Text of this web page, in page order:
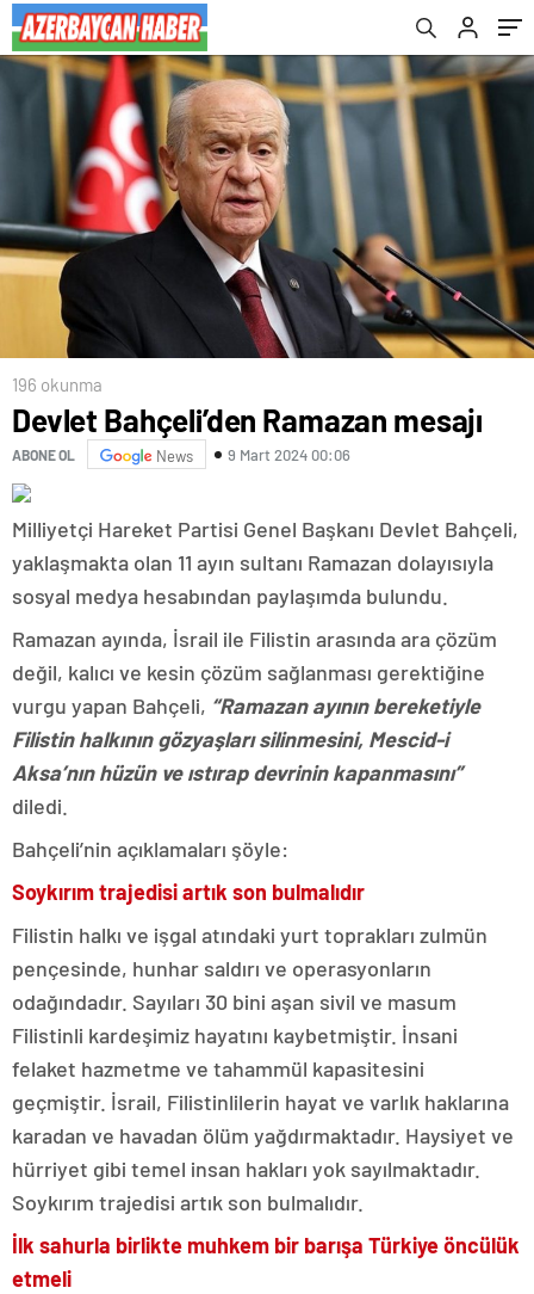
196 okunma
Devlet Bahçeli’den Ramazan mesajı
ABONE OL News 9 Mart 2024 00:06
Milliyetçi Hareket Partisi Genel Başkanı Devlet Bahçeli,
yaklaşmakta olan 11 ayın sultanı Ramazan dolayısıyla
sosyal medya hesabından paylaşımda bulundu.
Ramazan ayında, İsrail ile Filistin arasında ara çözüm
değil, kalıcı ve kesin çözüm sağlanması gerektiğine
vurgu yapan Bahçeli, “Ramazan ayının bereketiyle
Filistin halkının gözyaşları silinmesini, Mescid-i
Aksa’nın hüzün ve ıstırap devrinin kapanmasını”
diledi.
Bahçeli’nin açıklamaları şöyle:
Soykırım trajedisi artık son bulmalıdır
Filistin halkı ve işgal atındaki yurt toprakları zulmün
pençesinde, hunhar saldırı ve operasyonların
odağındadır. Sayıları 30 bini aşan sivil ve masum
Filistinli kardeşimiz hayatını kaybetmiştir. İnsani
felaket hazmetme ve tahammül kapasitesini
geçmiştir. İsrail, Filistinlilerin hayat ve varlık haklarına
karadan ve havadan ölüm yağdırmaktadır. Haysiyet ve
hürriyet gibi temel insan hakları yok sayılmaktadır.
Soykırım trajedisi artık son bulmalıdır.
İlk sahurla birlikte muhkem bir barışa Türkiye öncülük
etmeli